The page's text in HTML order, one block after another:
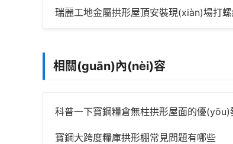
瑞麗工地金屬拱形屋頂安裝現(xiàn)場打
相關(guān)內(nèi)容
科普一下寶鋼糧倉無柱拱形屋面的優(yōu)
寶鋼大跨度糧庫拱形棚常見問題有哪些